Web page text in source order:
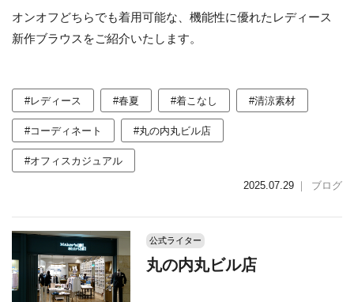
オンオフどちらでも着用可能な、機能性に優れたレディース
新作ブラウスをご紹介いたします。
#レディース #春夏 #着こなし #清涼素材
#コーディネート #丸の内丸ビル店
#オフィスカジュアル
2025.07.29 ｜ ブログ
公式ライター
丸の内丸ビル店